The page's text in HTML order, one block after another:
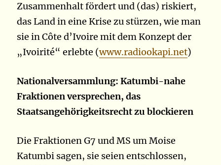
Zusammenhalt fördert und (das) riskiert,
das Land in eine Krise zu stürzen, wie man
sie in Côte d’Ivoire mit dem Konzept der
„Ivoirité“ erlebte (www.radiookapi.net)
Nationalversammlung: Katumbi-nahe
Fraktionen versprechen, das
Staatsangehörigkeitsrecht zu blockieren
Die Fraktionen G7 und MS um Moise
Katumbi sagen, sie seien entschlossen,